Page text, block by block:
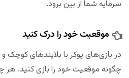
سرمایه‌ شما از بین برود.
موقعیت خود را درک کنید
در بازی‌های پوکر با بلایندهای کوچک
چگونه موقعیت خود را بازی کنید. هر